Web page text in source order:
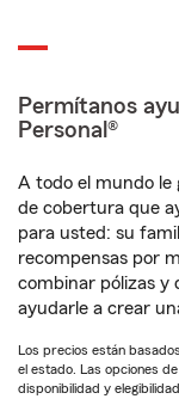
Permítanos
Personal®
A todo el mundo le
de cobertura que
para usted: su
recompensas por
combinar pólizas y
ayudarle a crear
Los precios están
el estado. Las opciones
disponibilidad y